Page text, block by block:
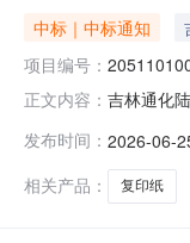
中标｜中标通知
项目编号：
正文内容： 吉林通化
购计划金
发布时间： 2026-06-
相关产品：
复印纸